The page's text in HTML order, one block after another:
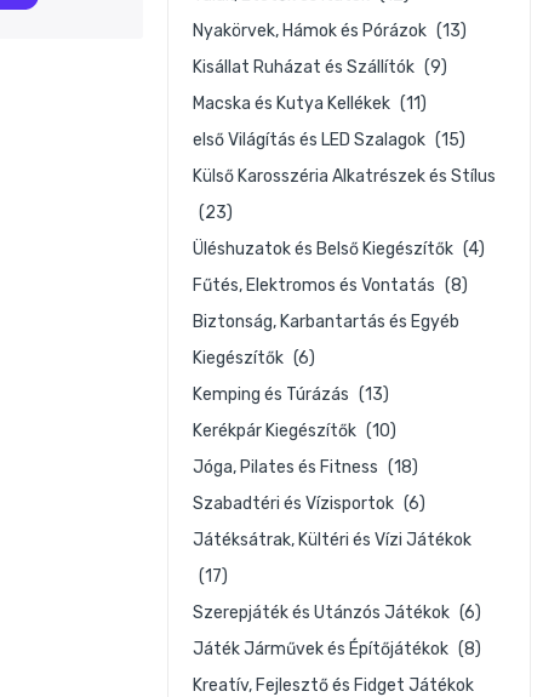
Nyakörvek, Hámok és Pórázok (13)
Kisállat Ruházat és Szállítók (9)
Macska és Kutya Kellékek (11)
első Világítás és LED Szalagok (15)
Külső Karosszéria Alkatrészek és Stílus
(23)
Üléshuzatok és Belső Kiegészítők (4)
Fűtés, Elektromos és Vontatás (8)
Biztonság, Karbantartás és Egyéb
Kiegészítők (6)
Kemping és Túrázás (13)
Kerékpár Kiegészítők (10)
Jóga, Pilates és Fitness (18)
Szabadtéri és Vízisportok (6)
Játéksátrak, Kültéri és Vízi Játékok
(17)
Szerepjáték és Utánzós Játékok (6)
Játék Járművek és Építőjátékok (8)
Kreatív, Fejlesztő és Fidget Játékok